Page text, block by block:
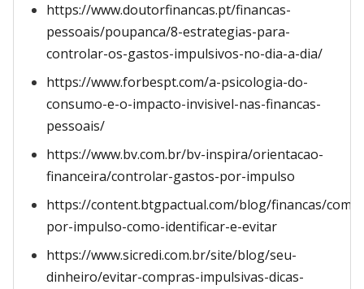
https://www.doutorfinancas.pt/financas-
pessoais/poupanca/8-estrategias-para-
controlar-os-gastos-impulsivos-no-dia-a-dia/
https://www.forbespt.com/a-psicologia-do-
consumo-e-o-impacto-invisivel-nas-financas-
pessoais/
https://www.bv.com.br/bv-inspira/orientacao-
financeira/controlar-gastos-por-impulso
https://content.btgpactual.com/blog/financas/
por-impulso-como-identificar-e-evitar
https://www.sicredi.com.br/site/blog/seu-
dinheiro/evitar-compras-impulsivas-dicas-